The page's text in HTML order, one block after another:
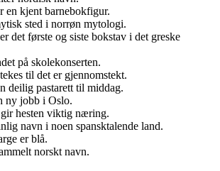
en kjent barnebokfigur.
sted i norrøn mytologi.
det første og siste bokstav i det greske
på skolekonserten.
til det er gjennomstekt.
deilig pastarett til middag.
ny jobb i Oslo.
hesten viktig næring.
navn i noen spansktalende land.
er blå.
norskt navn.